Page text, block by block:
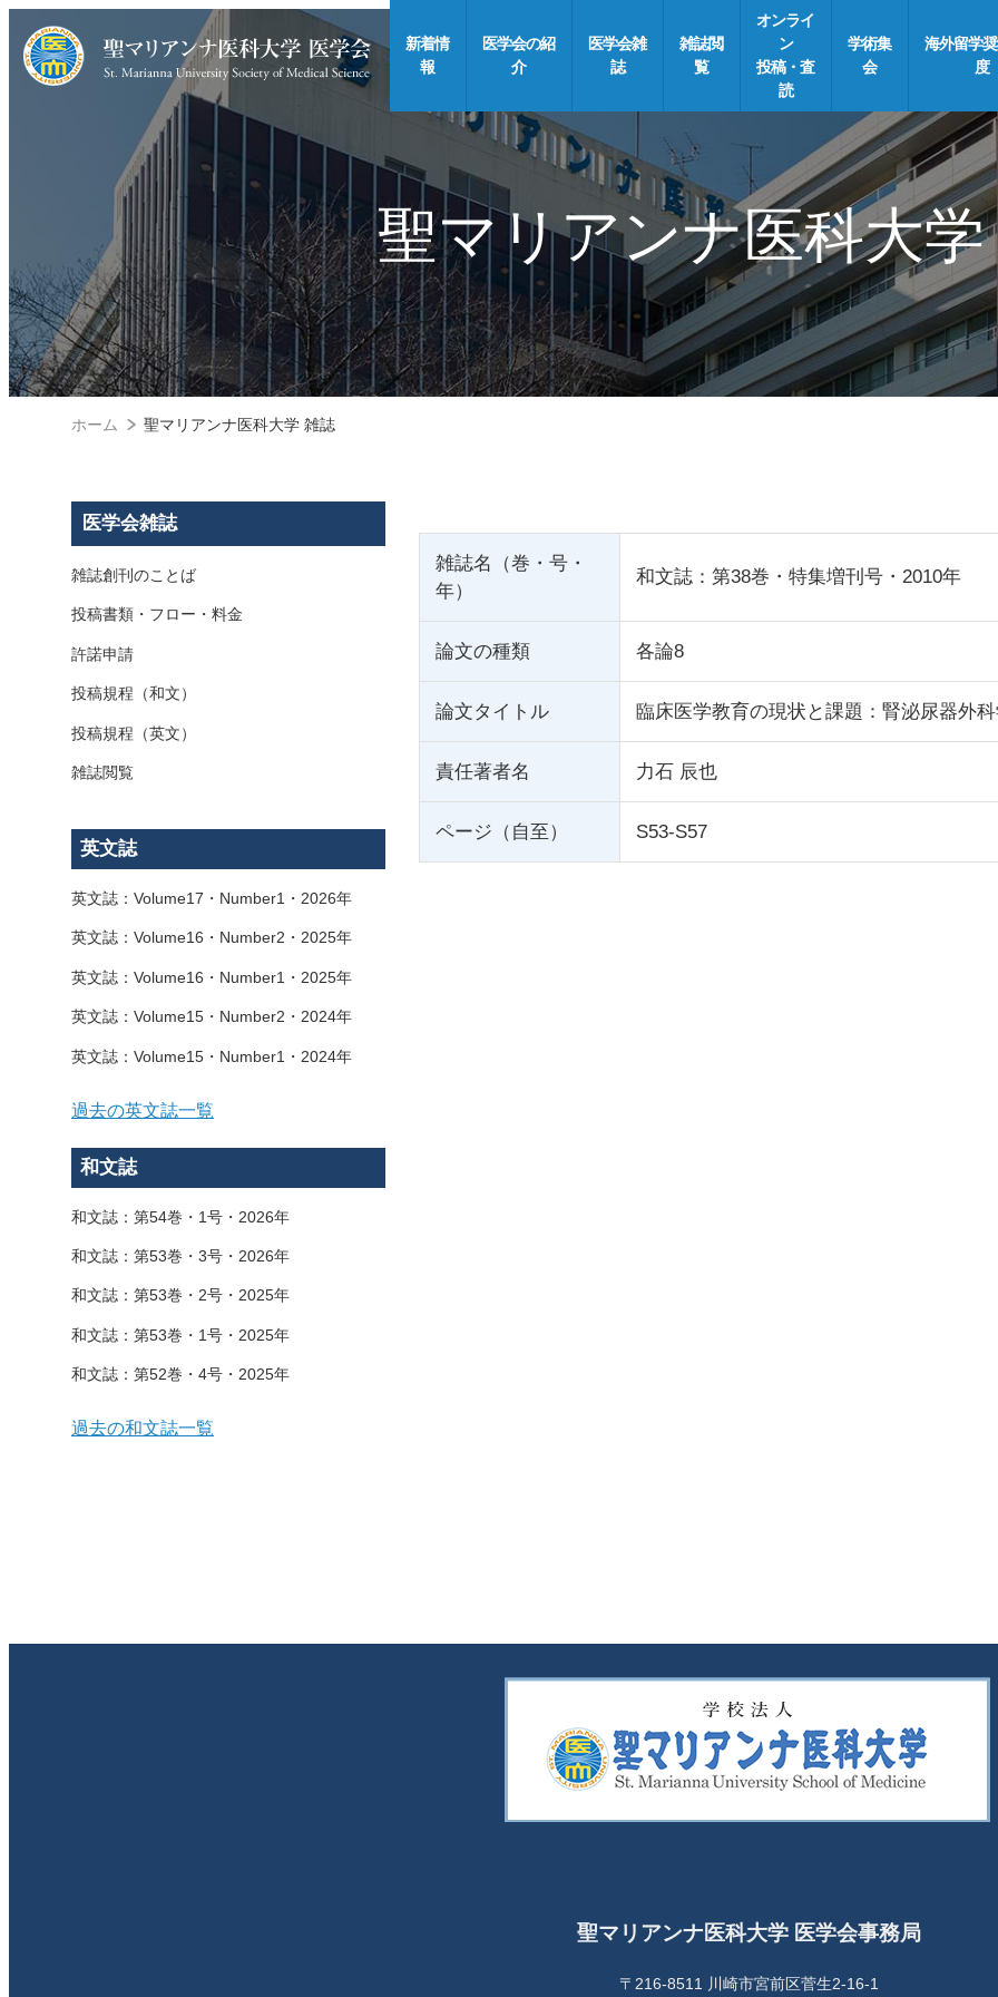
新着情
報
医学会の紹
介
医学会雑
誌
雑誌閲
覧
オンライ
ン
投稿・査
読
学術集
会
海外留学
度
聖マリアンナ医科大学
ホーム 聖マリアンナ医科大学 雑誌
雑誌名（巻・号・
年）
和文誌：第38巻・特集増刊号・2010年
論文の種類 各論8
論文タイトル 臨床医学教育の現状と課題：腎泌尿器外
責任著者名 力石 辰也
ページ（自至） S53-S57
医学会雑誌
雑誌創刊のことば
投稿書類・フロー・料金
許諾申請
投稿規程（和文）
投稿規程（英文）
雑誌閲覧
英文誌
英文誌：Volume17・Number1・2026年
英文誌：Volume16・Number2・2025年
英文誌：Volume16・Number1・2025年
英文誌：Volume15・Number2・2024年
英文誌：Volume15・Number1・2024年
過去の英文誌一覧
和文誌
和文誌：第54巻・1号・2026年
和文誌：第53巻・3号・2026年
和文誌：第53巻・2号・2025年
和文誌：第53巻・1号・2025年
和文誌：第52巻・4号・2025年
過去の和文誌一覧
聖マリアンナ医科大学 医学会事務局
〒216-8511 川崎市宮前区菅生2-16-1